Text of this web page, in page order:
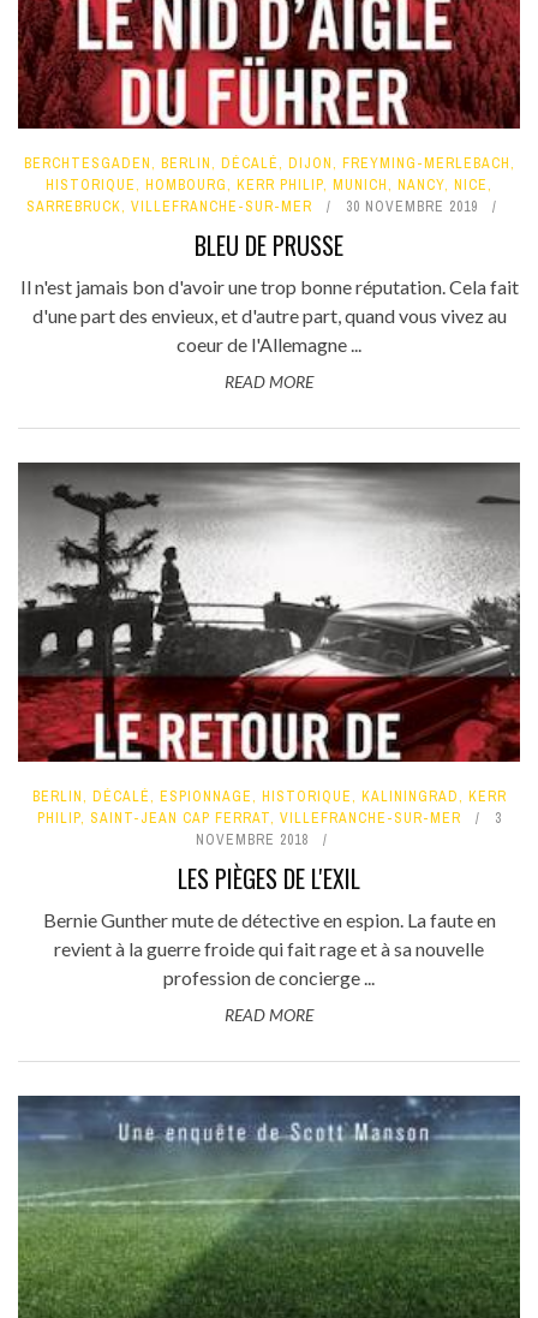
BERCHTESGADEN, BERLIN, DÉCALÉ, DIJON, FREYMING-MERLEBACH,
HISTORIQUE, HOMBOURG, KERR PHILIP, MUNICH, NANCY, NICE,
SARREBRUCK, VILLEFRANCHE-SUR-MER 30 NOVEMBRE 2019
BLEU DE PRUSSE
Il n'est jamais bon d'avoir une trop bonne réputation. Cela fait
d'une part des envieux, et d'autre part, quand vous vivez au
coeur de l'Allemagne ...
READ MORE
BERLIN, DÉCALÉ, ESPIONNAGE, HISTORIQUE, KALININGRAD, KERR
PHILIP, SAINT-JEAN CAP FERRAT, VILLEFRANCHE-SUR-MER
3
NOVEMBRE 2018
LES PIÈGES DE L'EXIL
Bernie Gunther mute de détective en espion. La faute en
revient à la guerre froide qui fait rage et à sa nouvelle
profession de concierge ...
READ MORE